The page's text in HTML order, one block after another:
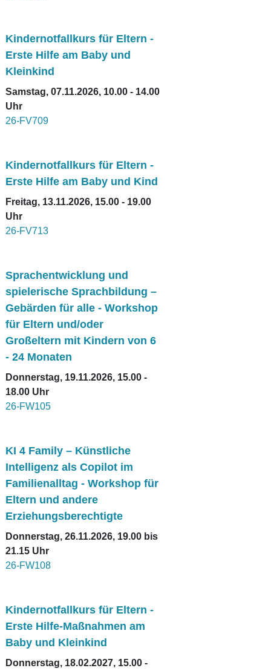
Kindernotfallkurs für Eltern -
Erste Hilfe am Baby und
Kleinkind
Samstag, 07.11.2026, 10.00 - 14.00
Uhr
26-FV709
Kindernotfallkurs für Eltern -
Erste Hilfe am Baby und Kind
Freitag, 13.11.2026, 15.00 - 19.00
Uhr
26-FV713
Sprachentwicklung und
spielerische Sprachbildung –
Gebärden für alle - Workshop
für Eltern und/oder
Großeltern mit Kindern von 6
- 24 Monaten
Donnerstag, 19.11.2026, 15.00 -
18.00 Uhr
26-FW105
KI 4 Family – Künstliche
Intelligenz als Copilot im
Familienalltag - Workshop für
Eltern und andere
Erziehungsberechtigte
Donnerstag, 26.11.2026, 19.00 bis
21.15 Uhr
26-FW108
Kindernotfallkurs für Eltern -
Erste Hilfe-Maßnahmen am
Baby und Kleinkind
Donnerstag, 18.02.2027, 15.00 -